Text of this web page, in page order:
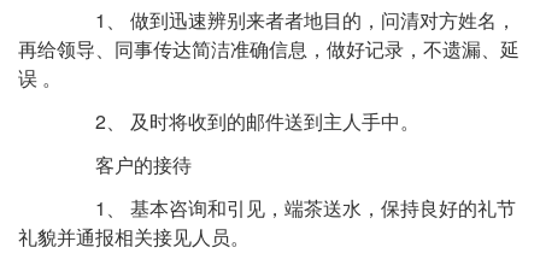
1、 做到迅速辨别来者者地目的，问清对方姓名，
再给领导、同事传达简洁准确信息，做好记录，不遗漏、延
误 。
2、 及时将收到的邮件送到主人手中。
客户的接待
1、 基本咨询和引见，端茶送水，保持良好的礼节
礼貌并通报相关接见人员。